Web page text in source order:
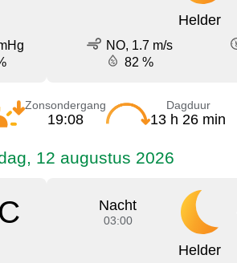
Helder
NO, 1.7 m/s
82 %
Zonsondergang
19:08
Dagduur
13 h 26 min
12 augustus 2026
Nacht
03:00
Helder